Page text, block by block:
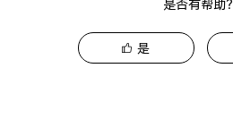
是否有帮助？
是